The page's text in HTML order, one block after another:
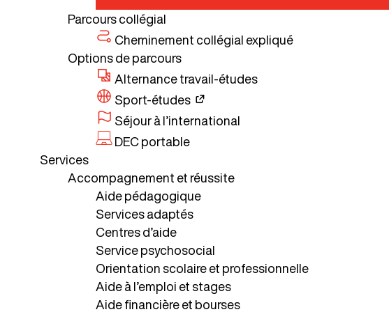
Parcours collégial
Cheminement collégial expliqué
Options de parcours
Alternance travail-études
Sport-études
Séjour à l’international
DEC portable
Services
Accompagnement et réussite
Aide pédagogique
Services adaptés
Centres d’aide
Service psychosocial
Orientation scolaire et professionnelle
Aide à l’emploi et stages
Aide financière et bourses